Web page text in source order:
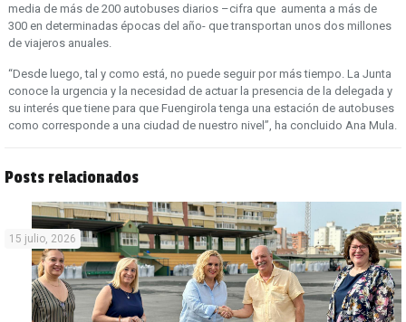
media de más de 200 autobuses diarios –cifra que aumenta a más de
300 en determinadas épocas del año- que transportan unos dos millones
de viajeros anuales.
“Desde luego, tal y como está, no puede seguir por más tiempo. La Junta
conoce la urgencia y la necesidad de actuar la presencia de la delegada y
su interés que tiene para que Fuengirola tenga una estación de autobuses
como corresponde a una ciudad de nuestro nivel”, ha concluido Ana Mula.
Posts relacionados
15 julio, 2026